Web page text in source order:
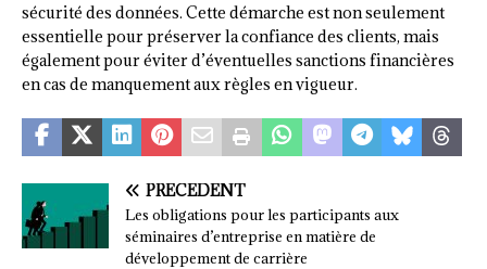
sécurité des données. Cette démarche est non seulement
essentielle pour préserver la confiance des clients, mais
également pour éviter d’éventuelles sanctions financières
en cas de manquement aux règles en vigueur.
PRÉCÉDENT
Les obligations pour les participants aux
séminaires d’entreprise en matière de
développement de carrière